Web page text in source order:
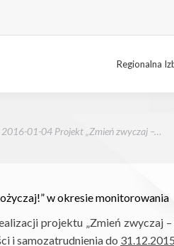
Regionalna
2016-01-04 Projekt „Zmień zwyczaj –…
w okresie monitorowania
projektu „Zmień zwyczaj
i samozatrudnienia do